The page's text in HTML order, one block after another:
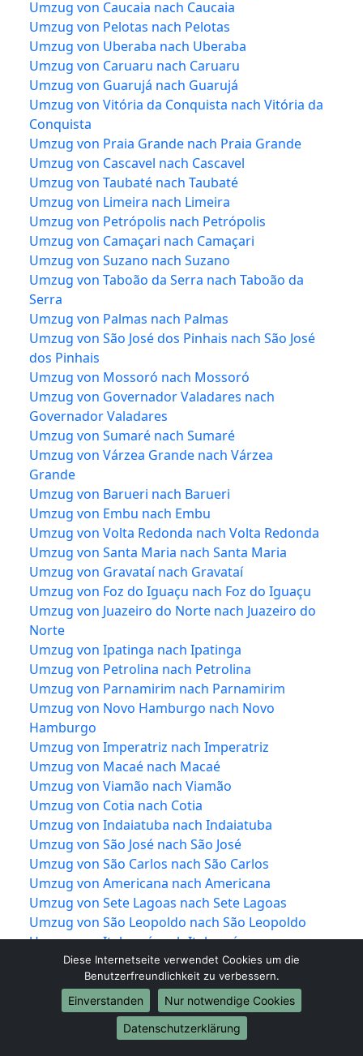
Umzug von Caucaia nach Caucaia
Umzug von Pelotas nach Pelotas
Umzug von Uberaba nach Uberaba
Umzug von Caruaru nach Caruaru
Umzug von Guarujá nach Guarujá
Umzug von Vitória da Conquista nach Vitória da
Conquista
Umzug von Praia Grande nach Praia Grande
Umzug von Cascavel nach Cascavel
Umzug von Taubaté nach Taubaté
Umzug von Limeira nach Limeira
Umzug von Petrópolis nach Petrópolis
Umzug von Camaçari nach Camaçari
Umzug von Suzano nach Suzano
Umzug von Taboão da Serra nach Taboão da
Serra
Umzug von Palmas nach Palmas
Umzug von São José dos Pinhais nach São José
dos Pinhais
Umzug von Mossoró nach Mossoró
Umzug von Governador Valadares nach
Governador Valadares
Umzug von Sumaré nach Sumaré
Umzug von Várzea Grande nach Várzea
Grande
Umzug von Barueri nach Barueri
Umzug von Embu nach Embu
Umzug von Volta Redonda nach Volta Redonda
Umzug von Santa Maria nach Santa Maria
Umzug von Gravataí nach Gravataí
Umzug von Foz do Iguaçu nach Foz do Iguaçu
Umzug von Juazeiro do Norte nach Juazeiro do
Norte
Umzug von Ipatinga nach Ipatinga
Umzug von Petrolina nach Petrolina
Umzug von Parnamirim nach Parnamirim
Umzug von Novo Hamburgo nach Novo
Hamburgo
Umzug von Imperatriz nach Imperatriz
Umzug von Macaé nach Macaé
Umzug von Viamão nach Viamão
Umzug von Cotia nach Cotia
Umzug von Indaiatuba nach Indaiatuba
Umzug von São José nach São José
Umzug von São Carlos nach São Carlos
Umzug von Americana nach Americana
Umzug von Sete Lagoas nach Sete Lagoas
Umzug von São Leopoldo nach São Leopoldo
Umzug von Itaboraí nach Itaboraí
Umzug von Itapevi nach Itapevi
Umzug von Divinópolis nach Divinópolis
Umzug von Jacareí nach Jacareí
Umzug von Colombo nach Colombo
Umzug von Magé nach Magé
Diese Internetseite verwendet Cookies um die
Benutzerfreundlichkeit zu verbessern.
Einverstanden
Nur notwendige Cookies
Datenschutzerklärung